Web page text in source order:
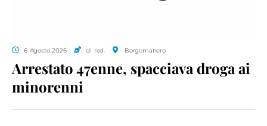
6 Agosto 2026 di red. Borgomanero
Arrestato 47enne, spacciava droga ai
minorenni